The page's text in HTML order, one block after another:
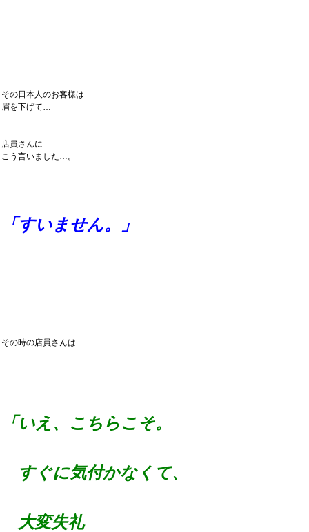
その日本人のお客様は
眉を下げて…
店員さんに
こう言いました…。
「すいません。」
その時の店員さんは…
「いえ、こちらこそ。
すぐに気付かなくて、
大変失礼